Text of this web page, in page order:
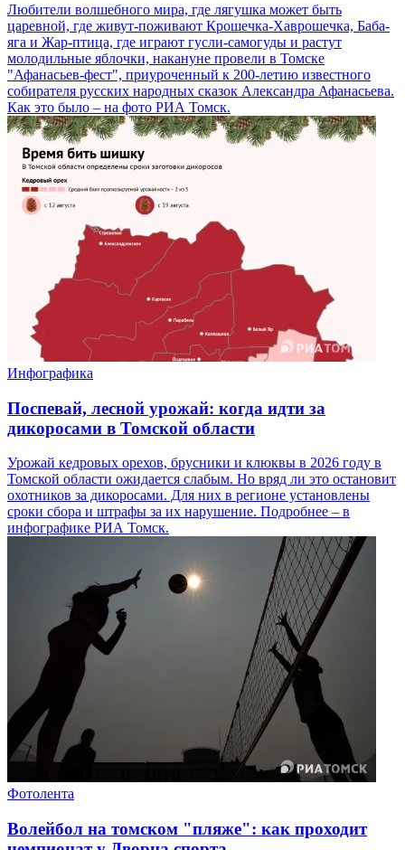
Любители волшебного мира, где лягушка может быть
царевной, где живут-поживают Крошечка-Хаврошечка, Баба-
яга и Жар-птица, где играют гусли-самогуды и растут
молодильные яблочки, накануне провели в Томске
"Афанасьев-фест", приуроченный к 200-летию известного
собирателя русских народных сказок Александра Афанасьева.
Как это было – на фото РИА Томск.
Инфографика
Поспевай, лесной урожай: когда идти за
дикоросами в Томской области
Урожай кедровых орехов, брусники и клюквы в 2026 году в
Томской области ожидается слабым. Но вряд ли это остановит
охотников за дикоросами. Для них в регионе установлены
сроки сбора и штрафы за их нарушение. Подробнее – в
инфографике РИА Томск.
Фотолента
Волейбол на томском "пляже": как проходит